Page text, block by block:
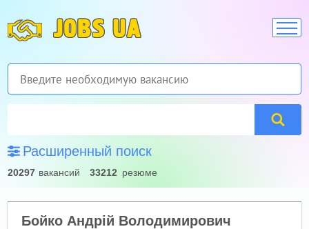
JOBS UA
Расширенный поиск
20297 вакансий 33212 резюме
Бойко Андрiй Володимирович